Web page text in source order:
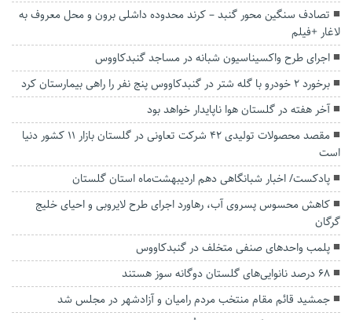
تصادف سنگین محور گنبد – کرند محدوده داشلی برون و محل معروف به
لاغار +فیلم
اجرای طرح واکسیناسیون شبانه در مساجد گنبدکاووس
برخورد ۲ خودرو با گله شتر در گنبدکاووس پنج نفر را راهی بیمارستان کرد
آخر هفته در گلستان هوا ناپایدار خواهد بود
مقصد محصولات تولیدی ۴۲ شرکت تعاونی در گلستان بازار ۱۱ کشور دنیا
است
پادکست/ اخبار شبانگاهی دهم اردیبهشت‌ماه استان گلستان
کاهش محسوس پسروی آب، رهاورد اجرای طرح لایروبی و احیای خلیج
گرگان
پلمب واحد‌های صنفی متخلف در گنبدکاووس
۶۸ درصد نانوایی‌های گلستان دوگانه سوز هستند
جمشید قائم مقام منتخب مردم رامیان و آزادشهر در مجلس شد